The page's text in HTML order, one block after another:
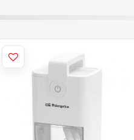
un color fijo o de manera
los rincones de la estancia en